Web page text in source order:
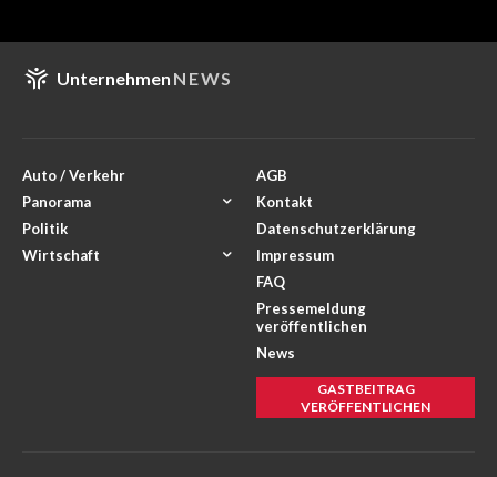
Unternehmen NEWS
Auto / Verkehr
Panorama
Politik
Wirtschaft
AGB
Kontakt
Datenschutzerklärung
Impressum
FAQ
Pressemeldung
veröffentlichen
News
GASTBEITRAG
VERÖFFENTLICHEN